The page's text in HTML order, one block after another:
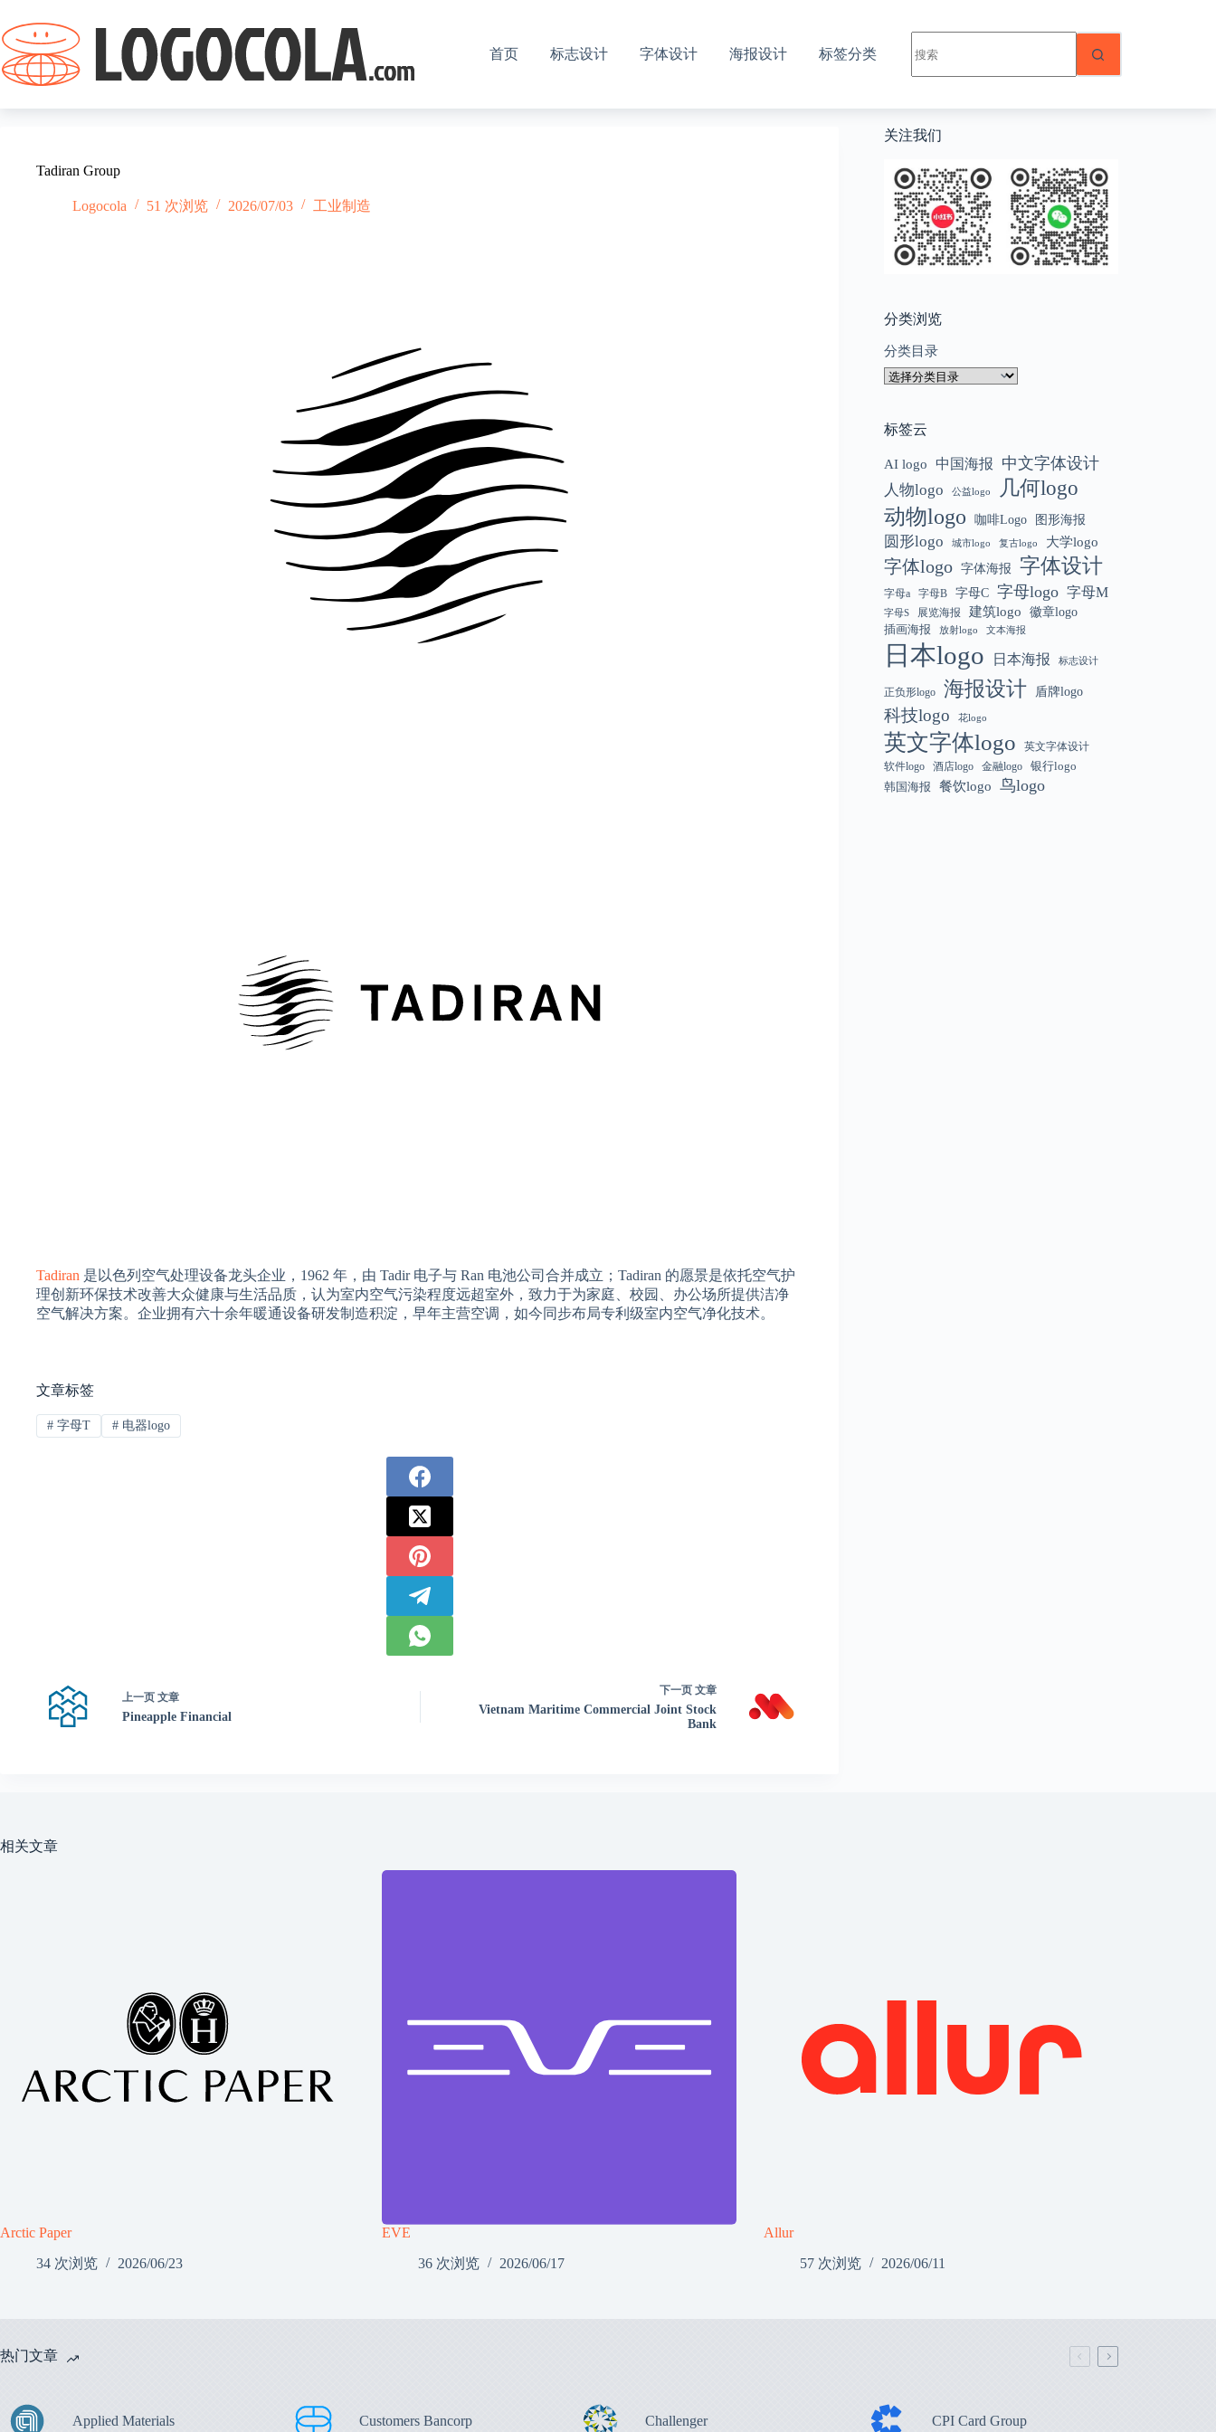
过
内
容
首页 标志设计 字体设计 海报设计 标签分类
结
果
Tadiran Group
Logocola 51 次浏览 2026/07/03 工业制造
Tadiran 是以色列空气处理设备龙头企业，1962 年，由 Tadir 电子与 Ran 电池公司合并成立；Tadiran 的愿景是依托空气护
理创新环保技术改善大众健康与生活品质，认为室内空气污染程度远超室外，致力于为家庭、校园、办公场所提供洁净
空气解决方案。企业拥有六十余年暖通设备研发制造积淀，早年主营空调，如今同步布局专利级室内空气净化技术。
文章标签
#字母T #电器logo
上一页 文章
Pineapple Financial
下一页文章
Vietnam Maritime Commercial Joint Stock
Bank
关注我们
分类浏览
分类目录
标签云
AI logo 中国海报 中文字体设计
人物logo 公益logo
几何logo
动物logo
咖啡Logo 图形海报
圆形logo 城市logo 复古logo 大学logo
字体logo 字体海报 字体设计
字母a 字母B 字母C 字母logo 字母M
字母S 展览海报 建筑logo 徽章logo
插画海报 放射logo 文本海报
日本logo 日本海报 标志设计
正负形logo 海报设计 盾牌logo
科技logo 花logo
英文字体logo
英文字体设计
软件logo
酒店logo 金融logo
银行logo
韩国海报
餐饮logo 鸟logo
相关文章
Arctic Paper
34 次浏览
2026/06/23
EVE
36 次浏览
2026/06/17
Allur
57 次浏览
2026/06/11
热门文章
Applied Materials Customers Bancorp Challenger CPI Card Group